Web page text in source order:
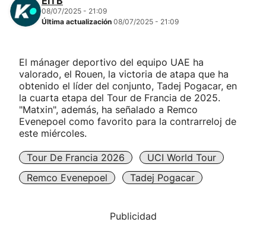
Más deportes
"Helmuga"
08/07/2025 - 21:09
Última actualización 08/07/2025 - 21:09
El mánager deportivo del equipo UAE ha
valorado, el Rouen, la victoria de atapa que ha
obtenido el líder del conjunto, Tadej Pogacar, en
la cuarta etapa del Tour de Francia de 2025.
"Matxin", además, ha señalado a Remco
Evenepoel como favorito para la contrarreloj de
este miércoles.
Tour De Francia 2026
UCI World Tour
Remco Evenepoel
Tadej Pogacar
Publicidad